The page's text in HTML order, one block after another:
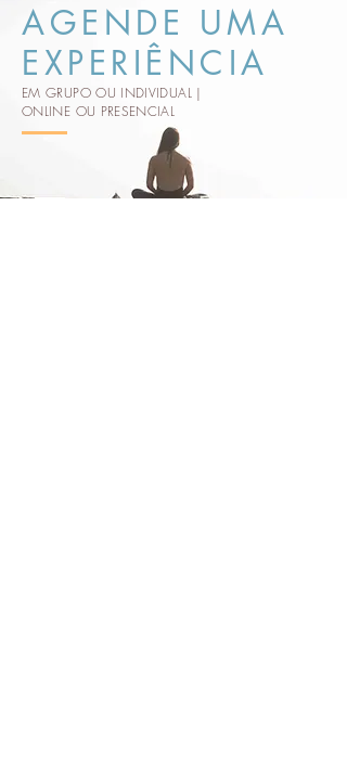
AGENDE UMA
EXPERIÊNCIA
EM GRUPO OU INDIVIDUAL |
ONLINE OU PRESENCIAL